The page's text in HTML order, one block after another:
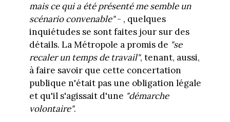
mais ce qui a été présenté me semble un
scénario convenable"- , quelques
inquiétudes se sont faites jour sur des
détails. La Métropole a promis de "se
recaler un temps de travail", tenant, aussi,
à faire savoir que cette concertation
publique n'était pas une obligation légale
et qu'il s'agissait d'une "démarche
volontaire".